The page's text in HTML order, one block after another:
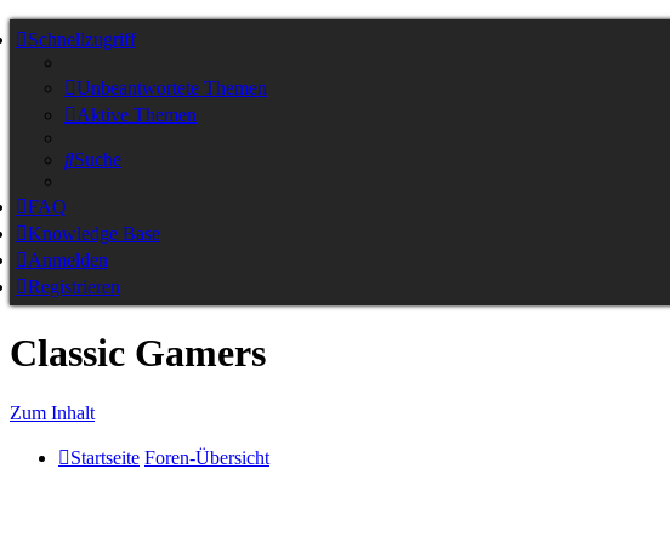
Schnellzugriff
Unbeantwortete Themen
Aktive Themen
Suche
FAQ
Knowledge Base
Anmelden
Registrieren
Classic Gamers
Zum Inhalt
Startseite Foren-Übersicht